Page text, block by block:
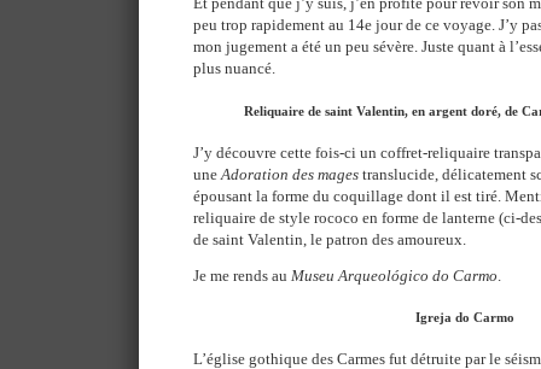
peu trop rapidement au 14e jour de ce voyage. J’y
mon jugement a été un peu sévère. Juste quant à
plus nuancé.
Reliquaire de saint Valentin, en argent doré, de
J’y découvre cette fois-ci un coffret-reliquaire
une Adoration des mages translucide, délicatement
épousant la forme du coquillage dont il est tiré.
reliquaire de style rococo en forme de lanterne (ci-
de saint Valentin, le patron des amoureux.
Je me rends au Museu Arqueológico do Carmo
Igreja do Carmo
L’église gothique des Carmes fut détruite par le